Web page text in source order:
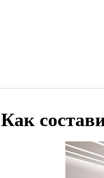
Как